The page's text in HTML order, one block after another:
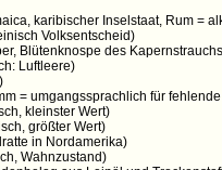
karibischer Inselstaat, Rum =
Volksentscheid)
Blütenknospe des
Luftleere)
= umgangssprachlich für
kleinster Wert)
größter Wert)
in Nordamerika)
Wahnzustand)